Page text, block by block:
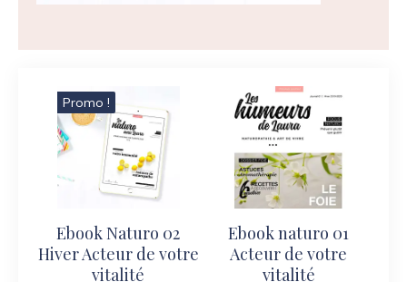
Promo !
Ebook Naturo 02
Hiver Acteur de votre
vitalité
Ebook naturo 01
Acteur de votre
vitalité